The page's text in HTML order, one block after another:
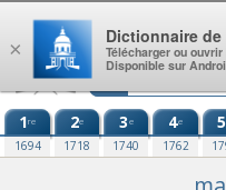
Aller au contenu
1re
1694
2e
1718
3e
1740
4e
1762
5
×
Dictionnaire de
Télécharger ou
Disponible sur